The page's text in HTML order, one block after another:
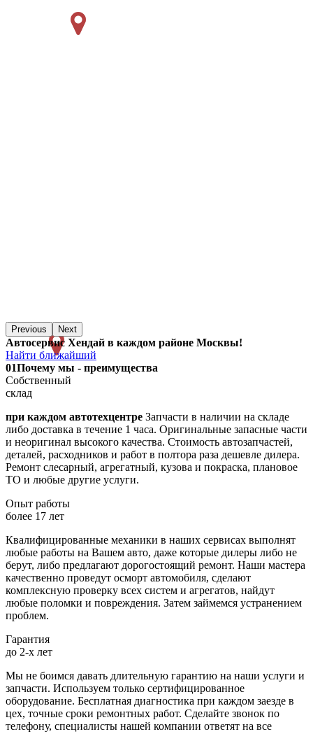
Previous Next
Автосервис Хендай в каждом районе Москвы!
Найти ближайший
01Почему мы - преимущества
Собственный
склад
при каждом автотехцентре Запчасти в наличии на складе
либо доставка в течение 1 часа. Оригинальные запасные части
и неоригинал высокого качества. Стоимость автозапчастей,
деталей, расходников и работ в полтора раза дешевле дилера.
Ремонт слесарный, агрегатный, кузова и покраска, плановое
ТО и любые другие услуги.
Опыт работы
более 17 лет
Квалифицированные механики в наших сервисах выполнят
любые работы на Вашем авто, даже которые дилеры либо не
берут, либо предлагают дорогостоящий ремонт. Наши мастера
качественно проведут осморт автомобиля, сделают
комплексную проверку всех систем и агрегатов, найдут
любые поломки и повреждения. Затем займемся устранением
проблем.
Гарантия
до 2-х лет
Мы не боимся давать длительную гарантию на наши услуги и
запчасти. Используем только сертифицированное
оборудование. Бесплатная диагностика при каждом заезде в
цех, точные сроки ремонтных работ. Сделайте звонок по
телефону, специалисты нашей компании ответят на все